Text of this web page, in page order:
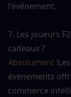
l'événement.
7. Les joueurs
cadeaux ?
Absolument !
événements
commerce